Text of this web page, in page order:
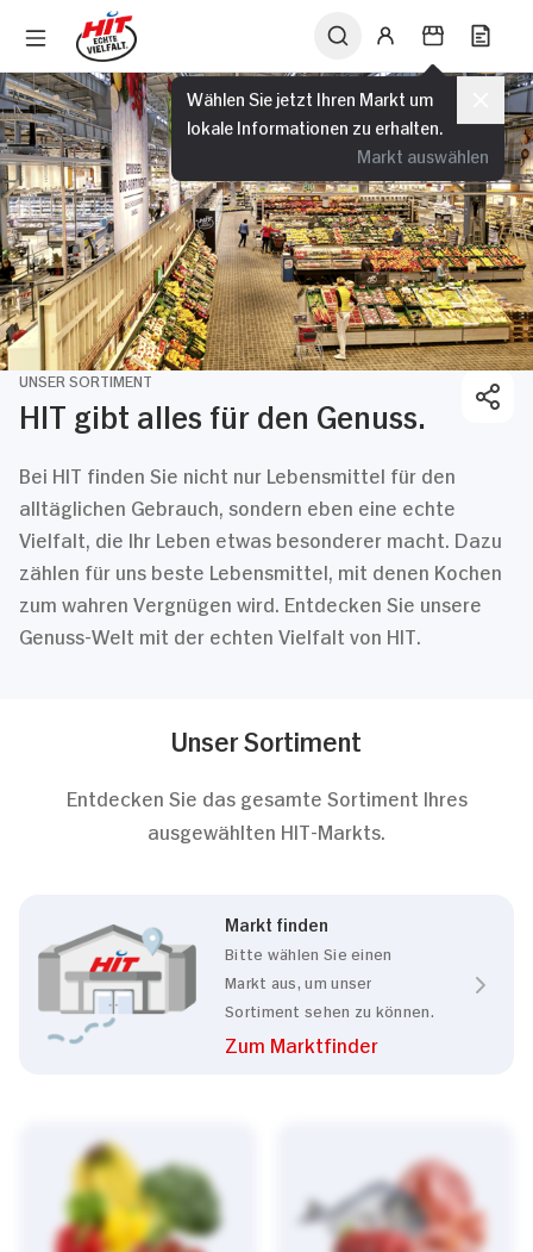
Wählen Sie jetzt Ihren Markt um
lokale Informationen zu erhalten.
Markt auswählen
UNSER SORTIMENT
HIT gibt alles für den Genuss.
Bei HIT finden Sie nicht nur Lebensmittel für den
alltäglichen Gebrauch, sondern eben eine echte
Vielfalt, die Ihr Leben etwas besonderer macht. Dazu
zählen für uns beste Lebensmittel, mit denen Kochen
zum wahren Vergnügen wird. Entdecken Sie unsere
Genuss-Welt mit der echten Vielfalt von HIT.
Unser Sortiment
Entdecken Sie das gesamte Sortiment Ihres
ausgewählten HIT-Markts.
Markt finden
Bitte wählen Sie einen
Markt aus, um unser
Sortiment sehen zu können.
Zum Marktfinder